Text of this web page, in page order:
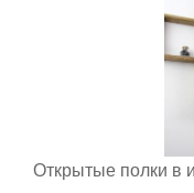
Открытые полки в